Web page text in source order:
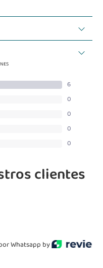
6
0
0
0
0
clientes
Whatsapp by